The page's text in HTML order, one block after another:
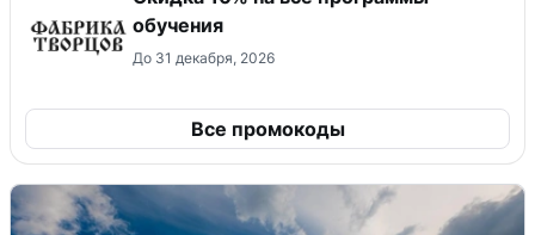
обучения
До 31 декабря, 2026
Все промокоды